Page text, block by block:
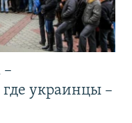
украинцы –